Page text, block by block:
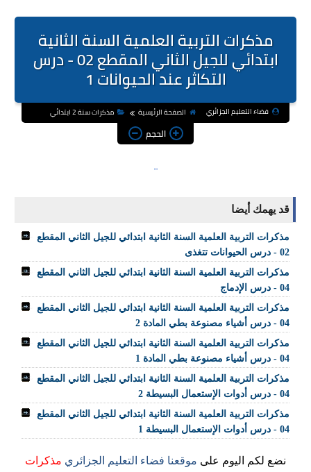
مذكرات التربية العلمية السنة الثانية
ابتدائي للجيل الثاني المقطع 02 - درس
التكاثر عند الحيوانات 1
فضاء التعليم الجزائري الصفحة الرئيسية مذكرات سنة 2 ابتدائي
الحجم
قد يهمك أيضا
مذكرات التربية العلمية السنة الثانية ابتدائي للجيل الثاني المقطع
02 - درس الحيوانات تتغذى
مذكرات التربية العلمية السنة الثانية ابتدائي للجيل الثاني المقطع
04 - درس الإدماج
مذكرات التربية العلمية السنة الثانية ابتدائي للجيل الثاني المقطع
04 - درس أشياء مصنوعة بطي المادة 2
مذكرات التربية العلمية السنة الثانية ابتدائي للجيل الثاني المقطع
04 - درس أشياء مصنوعة بطي المادة 1
مذكرات التربية العلمية السنة الثانية ابتدائي للجيل الثاني المقطع
04 - درس أدوات الإستعمال البسيطة 2
مذكرات التربية العلمية السنة الثانية ابتدائي للجيل الثاني المقطع
04 - درس أدوات الإستعمال البسيطة 1
نضع لكم اليوم على موقعنا فضاء التعليم الجزائري مذكرات